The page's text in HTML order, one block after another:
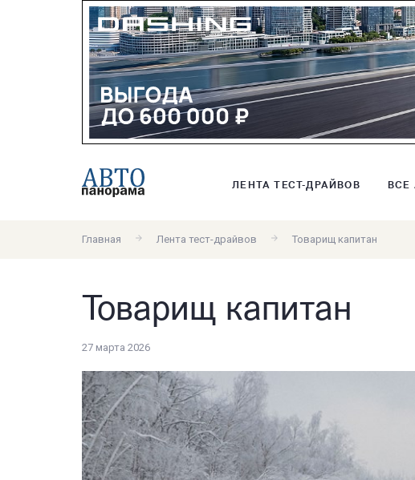
ЛЕНТА ТЕСТ-ДРАЙВОВ ВСЕ
Главная Лента тест-драйвов Товарищ капитан
Товарищ капитан
27 марта 2026